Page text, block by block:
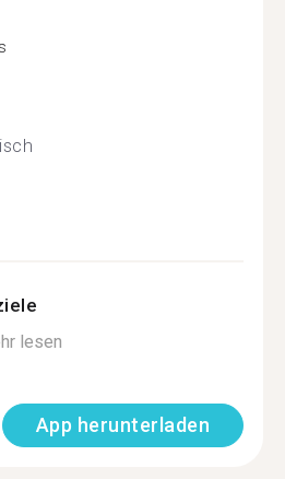
lesen
App herunterladen